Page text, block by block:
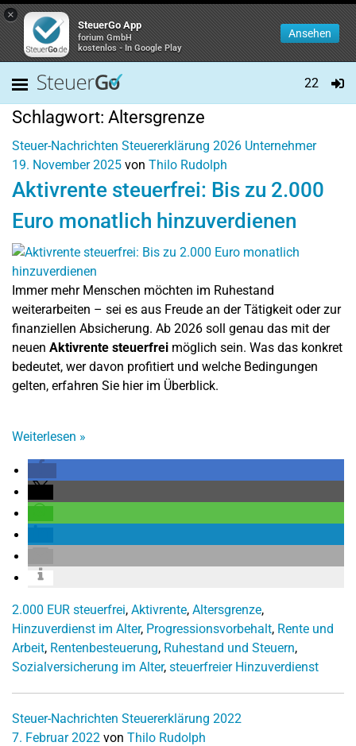
×
SteuerGo App
forium GmbH
kostenlos - In Google Play
Ansehen
22
Schlagwort: Altersgrenze
Steuer-Nachrichten Steuererklärung 2026 Unternehmer
19. November 2025 von Thilo Rudolph
Aktivrente steuerfrei: Bis zu 2.000
Euro monatlich hinzuverdienen
Immer mehr Menschen möchten im Ruhestand
weiterarbeiten – sei es aus Freude an der Tätigkeit oder zur
finanziellen Absicherung. Ab 2026 soll genau das mit der
neuen Aktivrente steuerfrei möglich sein. Was das konkret
bedeutet, wer davon profitiert und welche Bedingungen
gelten, erfahren Sie hier im Überblick.
Weiterlesen »
2.000 EUR steuerfrei, Aktivrente, Altersgrenze,
Hinzuverdienst im Alter, Progressionsvorbehalt, Rente und
Arbeit, Rentenbesteuerung, Ruhestand und Steuern,
Sozialversicherung im Alter, steuerfreier Hinzuverdienst
Steuer-Nachrichten Steuererklärung 2022
7. Februar 2022 von Thilo Rudolph